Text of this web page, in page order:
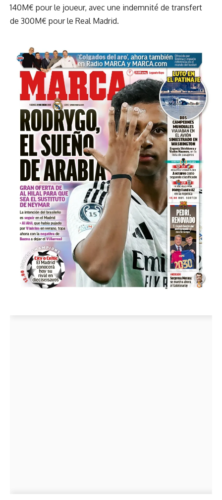
140M€ pour le joueur, avec une indemnité de transfert
de 300M€ pour le Real Madrid.